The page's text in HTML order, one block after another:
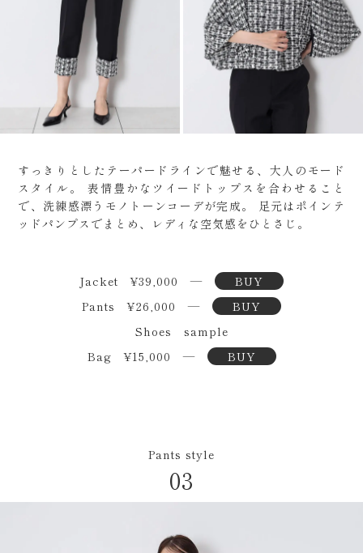
すっきりとしたテーパードラインで魅せる、大人のモード
スタイル。
表情豊かなツイードトップスを合わせること
で、洗練感漂うモノトーンコーデが完成。
足元はポインテ
ッドパンプスでまとめ、レディな空気感をひとさじ。
Jacket ¥39,000 ―
BUY
Pants ¥26,000 ―
BUY
Shoes sample
Bag ¥15,000 ―
BUY
Pants style
03